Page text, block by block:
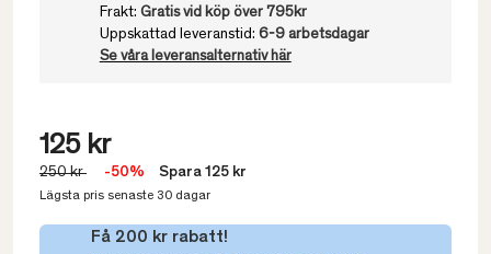
Frakt: Gratis vid köp över 795kr
Uppskattad leveranstid: 6-9 arbetsdagar
Se våra leveransalternativ här
125 kr
250 kr -50% Spara 125 kr
Lägsta pris senaste 30 dagar
Få 200 kr rabatt!